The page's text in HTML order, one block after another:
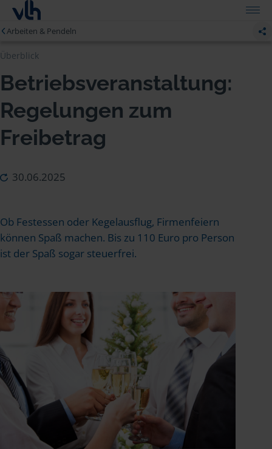
Arbeiten & Pendeln
Überblick
Betriebsveranstaltung:
Regelungen zum
Freibetrag
30.06.2025
Ob Festessen oder Kegelausflug, Firmenfeiern
können Spaß machen. Bis zu 110 Euro pro Person
ist der Spaß sogar steuerfrei.